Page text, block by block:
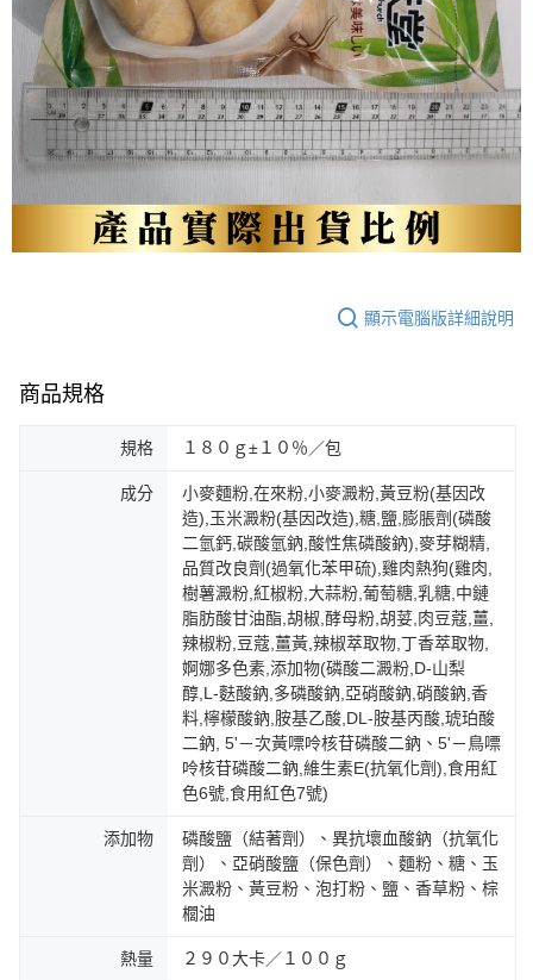
顯示電腦版詳細說明
商品規格
規格 １８０ｇ±１０％／包
成分
小麥麵粉,在來粉,小麥澱粉,黃豆粉(基因改
造),玉米澱粉(基因改造),糖,鹽,膨脹劑(磷酸
二氫鈣,碳酸氫鈉,酸性焦磷酸鈉),麥芽糊精,
品質改良劑(過氧化苯甲硫),雞肉熱狗(雞肉,
樹薯澱粉,紅椒粉,大蒜粉,葡萄糖,乳糖,中鏈
脂肪酸甘油酯,胡椒,酵母粉,胡荽,肉豆蔻,薑,
辣椒粉,豆蔻,薑黃,辣椒萃取物,丁香萃取物,
婀娜多色素,添加物(磷酸二澱粉,D-山梨
醇,L-麩酸鈉,多磷酸鈉,亞硝酸鈉,硝酸鈉,香
料,檸檬酸鈉,胺基乙酸,DL-胺基丙酸,琥珀酸
二鈉, 5'－次黃嘌呤核苷磷酸二鈉、5'－鳥嘌
呤核苷磷酸二鈉,維生素E(抗氧化劑),食用紅
色6號,食用紅色7號)
添加物
磷酸鹽（結著劑）、異抗壞血酸鈉（抗氧化
劑）、亞硝酸鹽（保色劑）、麵粉、糖、玉
米澱粉、黃豆粉、泡打粉、鹽、香草粉、棕
櫚油
熱量 ２９０大卡／１００ｇ